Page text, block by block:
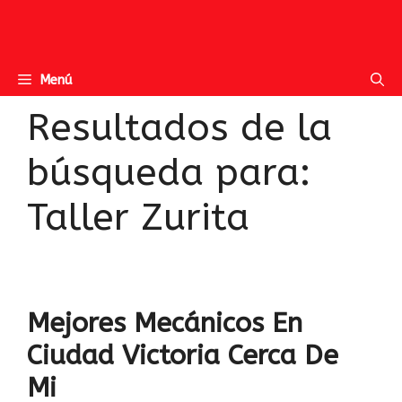
Menú
Resultados de la
búsqueda para:
Taller Zurita
Mejores Mecánicos En
Ciudad Victoria Cerca De
Mi